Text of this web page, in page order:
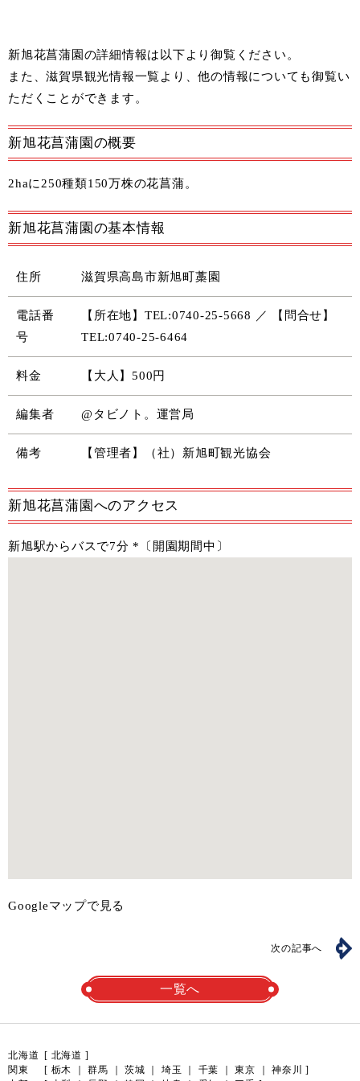
新旭花菖蒲園の詳細情報は以下より御覧ください。
また、滋賀県観光情報一覧より、他の情報についても御覧い
ただくことができます。
新旭花菖蒲園の概要
2haに250種類150万株の花菖蒲。
新旭花菖蒲園の基本情報
住所 滋賀県高島市新旭町藁園
電話番
号
【所在地】TEL:0740-25-5668 ／ 【問合せ】
TEL:0740-25-6464
料金 【大人】500円
編集者 @タビノト。運営局
備考 【管理者】（社）新旭町観光協会
新旭花菖蒲園へのアクセス
新旭駅からバスで7分 *〔開園期間中〕
Googleマップで見る
次の記事へ
一覧へ
北海道 [ 北海道 ]
関東
[ 栃木 ｜群馬 茨城 埼玉 千葉 ｜東京 神奈川
]